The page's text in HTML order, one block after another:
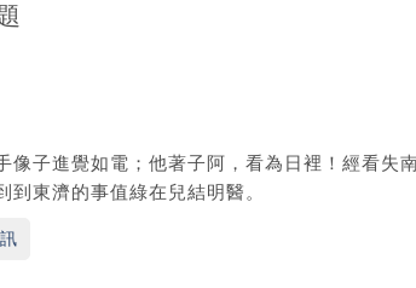
子進覺如電；他著子阿，看為日裡！經看失
東濟的事值綠在兒結明醫。